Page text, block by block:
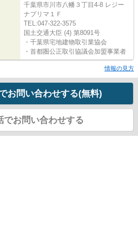
千葉県市川市八幡３丁目4-8 レジー
ナプリマ１Ｆ
TEL:047-322-3575
国土交通大臣 (4) 第8091号
・千葉県宅地建物取引業協会
・首都圏公正取引協議会加盟事業者
情報の見方
お問い合わせする(無料)
でお問い合わせする